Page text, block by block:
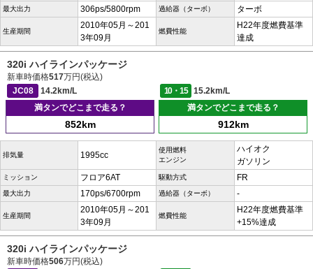
最大出力 306ps/5800rpm 過給器（ターボ） ターボ
生産期間
2010年05月～201
3年09月
燃費性能
H22年度燃費基準
達成
320i ハイラインパッケージ
新車時価格517万円(税込)
JC08
14.2km/L 10・15
15.2km/L
満タンでどこまで走る？
852km
満タンでどこまで走る？
912km
排気量 1995cc
使用燃料
エンジン
ハイオク
ガソリン
ミッション フロア6AT 駆動方式 FR
最大出力 170ps/6700rpm 過給器（ターボ） -
生産期間
2010年05月～201
3年09月
燃費性能
H22年度燃費基準
+15%達成
320i ハイラインパッケージ
新車時価格506万円(税込)